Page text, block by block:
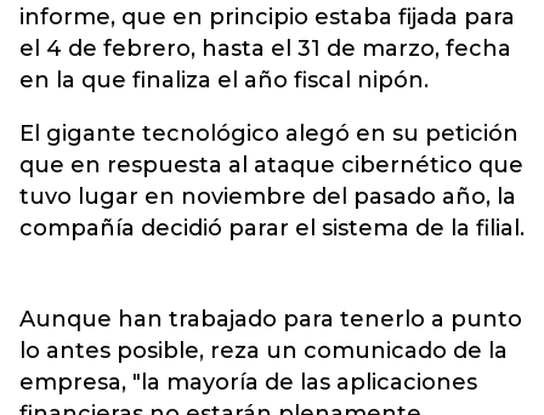
informe, que en principio estaba fijada para
el 4 de febrero, hasta el 31 de marzo, fecha
en la que finaliza el año fiscal nipón.
El gigante tecnológico alegó en su petición
que en respuesta al ataque cibernético que
tuvo lugar en noviembre del pasado año, la
compañía decidió parar el sistema de la filial.
Aunque han trabajado para tenerlo a punto
lo antes posible, reza un comunicado de la
empresa, "la mayoría de las aplicaciones